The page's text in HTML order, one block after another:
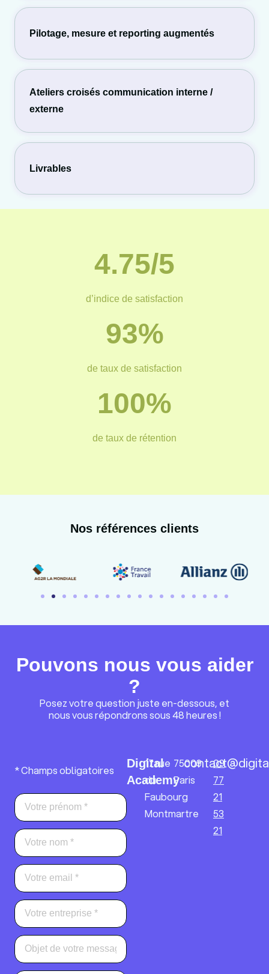
Pilotage, mesure et reporting augmentés
Ateliers croisés communication interne /
externe
Livrables
4.75/5
d’indice de satisfaction
93%
de taux de satisfaction
100%
de taux de rétention
Nos références clients
Pouvons nous vous aider
?
Posez votre question juste en-dessous, et
nous vous répondrons sous 48 heures !
Digital
Academy
17 rue
du
Faubourg
Montmartre
75009
Paris
09
77
21
53
21
* Champs obligatoires